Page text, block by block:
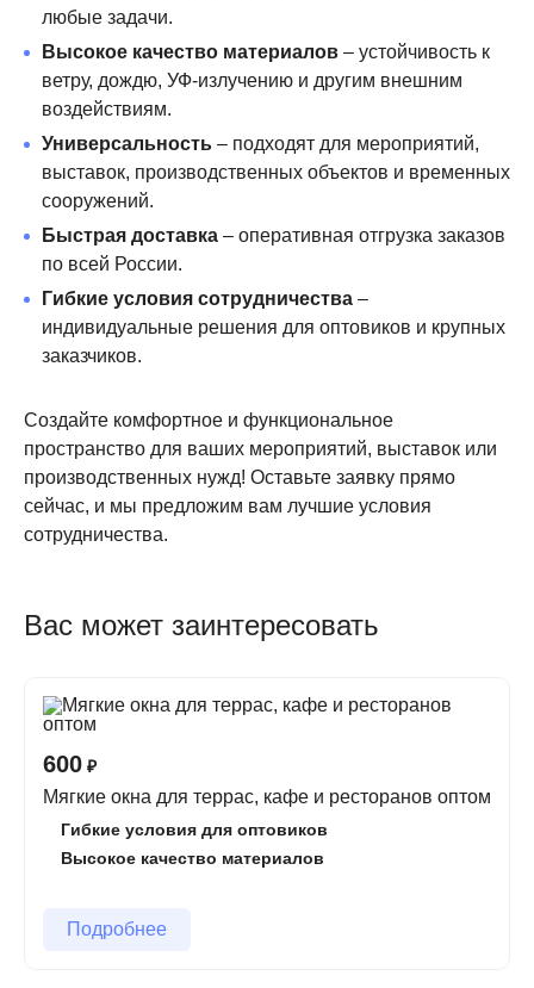
любые задачи.
Высокое качество материалов – устойчивость к
ветру, дождю, УФ-излучению и другим внешним
воздействиям.
Универсальность – подходят для мероприятий,
выставок, производственных объектов и временных
сооружений.
Быстрая доставка – оперативная отгрузка заказов
по всей России.
Гибкие условия сотрудничества –
индивидуальные решения для оптовиков и крупных
заказчиков.
Создайте комфортное и функциональное
пространство для ваших мероприятий, выставок или
производственных нужд! Оставьте заявку прямо
сейчас, и мы предложим вам лучшие условия
сотрудничества.
Вас может заинтересовать
600 ₽
Мягкие окна для террас, кафе и ресторанов оптом
Гибкие условия для оптовиков
Высокое качество материалов
Подробнее